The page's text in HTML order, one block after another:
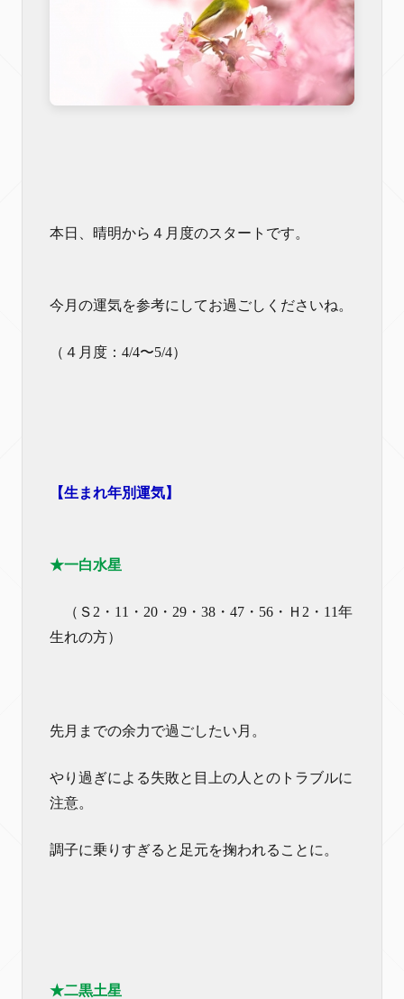
本日、晴明から４月度のスタートです。
今月の運気を参考にしてお過ごしくださいね。
（４月度：4/4〜5/4）
【生まれ年別運気】
★一白水星
（Ｓ2・11・20・29・38・47・56・Ｈ2・11年
生れの方）
先月までの余力で過ごしたい月。
やり過ぎによる失敗と目上の人とのトラブルに
注意。
調子に乗りすぎると足元を掬われることに。
★二黒土星